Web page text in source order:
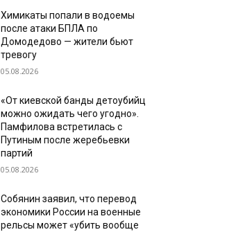
Химикаты попали в водоемы
после атаки БПЛА по
Домодедово — жители бьют
тревогу
05.08.2026
«От киевской банды детоубийц
можно ожидать чего угодно».
Памфилова встретилась с
Путиным после жеребьевки
партий
05.08.2026
Собянин заявил, что перевод
экономики России на военные
рельсы может «убить вообще